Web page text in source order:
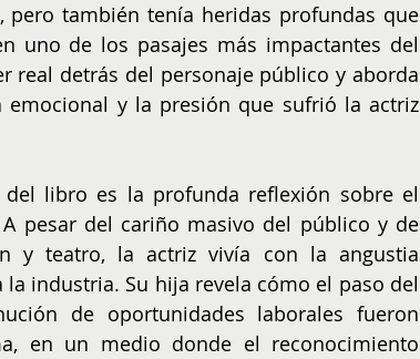
también tenía heridas profundas que
uno de los pasajes más impactantes del
real detrás del personaje público y aborda
y la presión que sufrió la actriz
libro es la profunda reflexión sobre el
pesar del cariño masivo del público y de
y teatro, la actriz vivía con la angustia
industria. Su hija revela cómo el paso del
de oportunidades laborales fueron
en un medio donde el reconocimiento